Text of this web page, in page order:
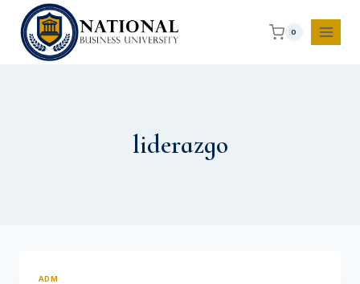
0
liderazgo
ADM